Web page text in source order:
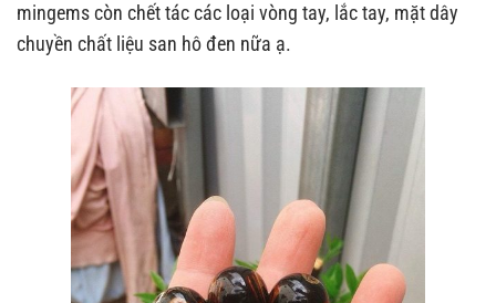
mingems còn chết tác các loại vòng tay, lắc tay, mặt dây
chuyền chất liệu san hô đen nữa ạ.